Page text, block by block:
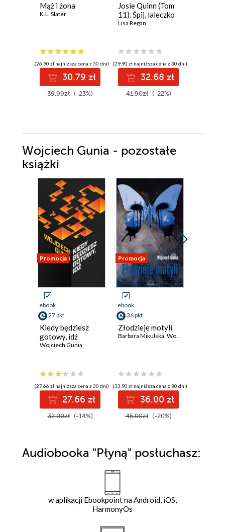
Mąż i żona
K.L. Slater
(26,90 zł najniższa cena z 30 dni)
30.79 zł
39.99zł (-23%)
Josie Quinn (Tom
11). Śpij, laleczko
Lisa Regan
(29,90 zł najniższa cena z 30 dni)
32.68 zł
41.90zł (-22%)
Wojciech Gunia - pozostałe
książki
Promocja
ebook
27 pkt
Kiedy będziesz
gotowy, idź
Wojciech Gunia
(27,66 zł najniższa cena z 30 dni)
27.66 zł
32.00zł (-14%)
Promocja
ebook
36 pkt
Złodzieje motyli
Barbara Mikulska, Wojciech Gunia
(33,90 zł najniższa cena z 30 dni)
36.00 zł
45.00zł (-20%)
Audiobooka "Płyną" posłuchasz:
w aplikacji Ebookpoint na Android, iOS,
HarmonyOs